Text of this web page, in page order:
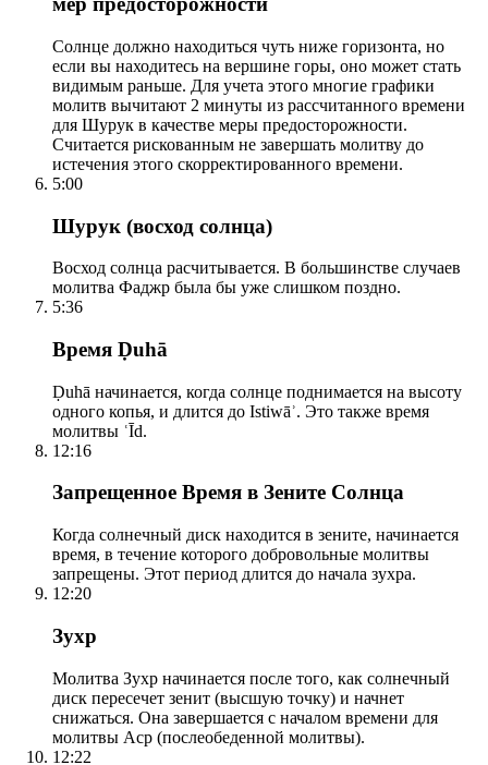
Солнце должно находиться чуть ниже горизонта, но
если вы находитесь на вершине горы, оно может стать
видимым раньше. Для учета этого многие графики
молитв вычитают 2 минуты из рассчитанного времени
для Шурук в качестве меры предосторожности.
Считается рискованным не завершать молитву до
истечения этого скорректированного времени.
5:00
Шурук (восход солнца)
Восход солнца расчитывается. В большинстве случаев
молитва Фаджр была бы уже слишком поздно.
5:36
Время Ḍuhā
Ḍuhā начинается, когда солнце поднимается на высоту
одного копья, и длится до Istiwāʾ. Это также время
молитвы ʿĪd.
12:16
Запрещенное Время в Зените Солнца
Когда солнечный диск находится в зените, начинается
время, в течение которого добровольные молитвы
запрещены. Этот период длится до начала зухра.
12:20
Зухр
Молитва Зухр начинается после того, как солнечный
диск пересечет зенит (высшую точку) и начнет
снижаться. Она завершается с началом времени для
молитвы Аср (послеобеденной молитвы).
12:22